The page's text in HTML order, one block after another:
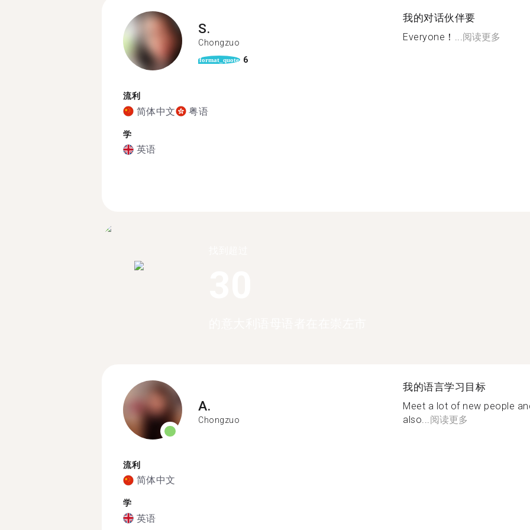
S.
Chongzuo
format_quote 6
流利
简体中文 粤语
学
英语
我的对话伙伴要
Everyone！...阅读更多
A.
Chongzuo
流利
简体中文
学
英语
我的语言学习目标
Meet a lot of new people
also... 阅读更多